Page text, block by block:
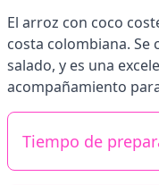
El arroz con coco
costa colombiana. Se
salado, y es una
acompañamiento
Tiempo de